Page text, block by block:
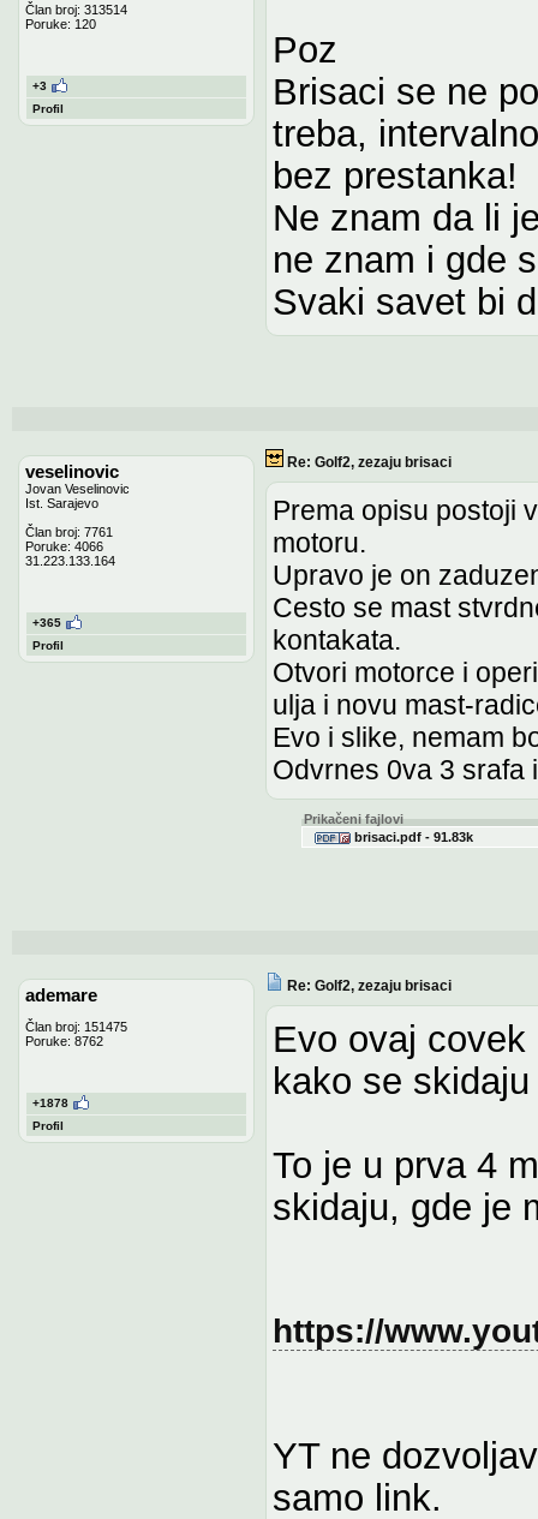
Član broj: 313514
Poruke: 120
+3
Profil
Poz
Brisaci se ne
treba,
bez prestanka!
Ne znam da li
ne znam i gde
Svaki savet bi
veselinovic
Jovan Veselinovic
Ist. Sarajevo
Član broj: 7761
Poruke: 4066
31.223.133.164
+365
Profil
Re: Golf2, zezaju brisaci
Prema opisu postoji
motoru.
Upravo je on
Cesto se mast
kontakata.
Otvori motorce i
ulja i novu mast-
Evo i slike, nemam
Odvrnes 0va 3 srafa
Prikačeni fajlovi
brisaci.pdf - 91.83k
ademare
Član broj: 151475
Poruke: 8762
+1878
Profil
Re: Golf2, zezaju brisaci
Evo ovaj
kako se
To je u prva 4
skidaju, gde je
https://
YT ne
samo link.